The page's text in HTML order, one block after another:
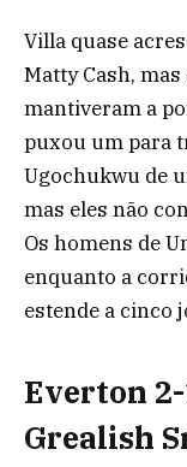
Villa quase
Matty Cash,
mantiveram a
puxou um para
Ugochukwu de
mas eles não
Os homens de
enquanto a
estende a cinco
Everton
Grealish